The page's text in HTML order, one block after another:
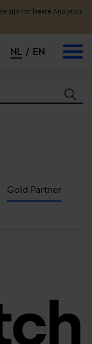
zijn tot beste Analytics
NL EN
Gold Partner